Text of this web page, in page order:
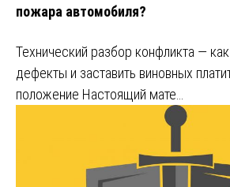
пожара автомобиля?
Технический разбор конфликта —
дефекты и заставить виновных
положение Настоящий мате…